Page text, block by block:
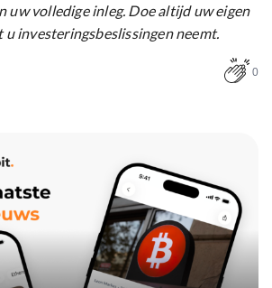
uw volledige inleg. Doe altijd uw eigen
investeringsbeslissingen neemt.
0